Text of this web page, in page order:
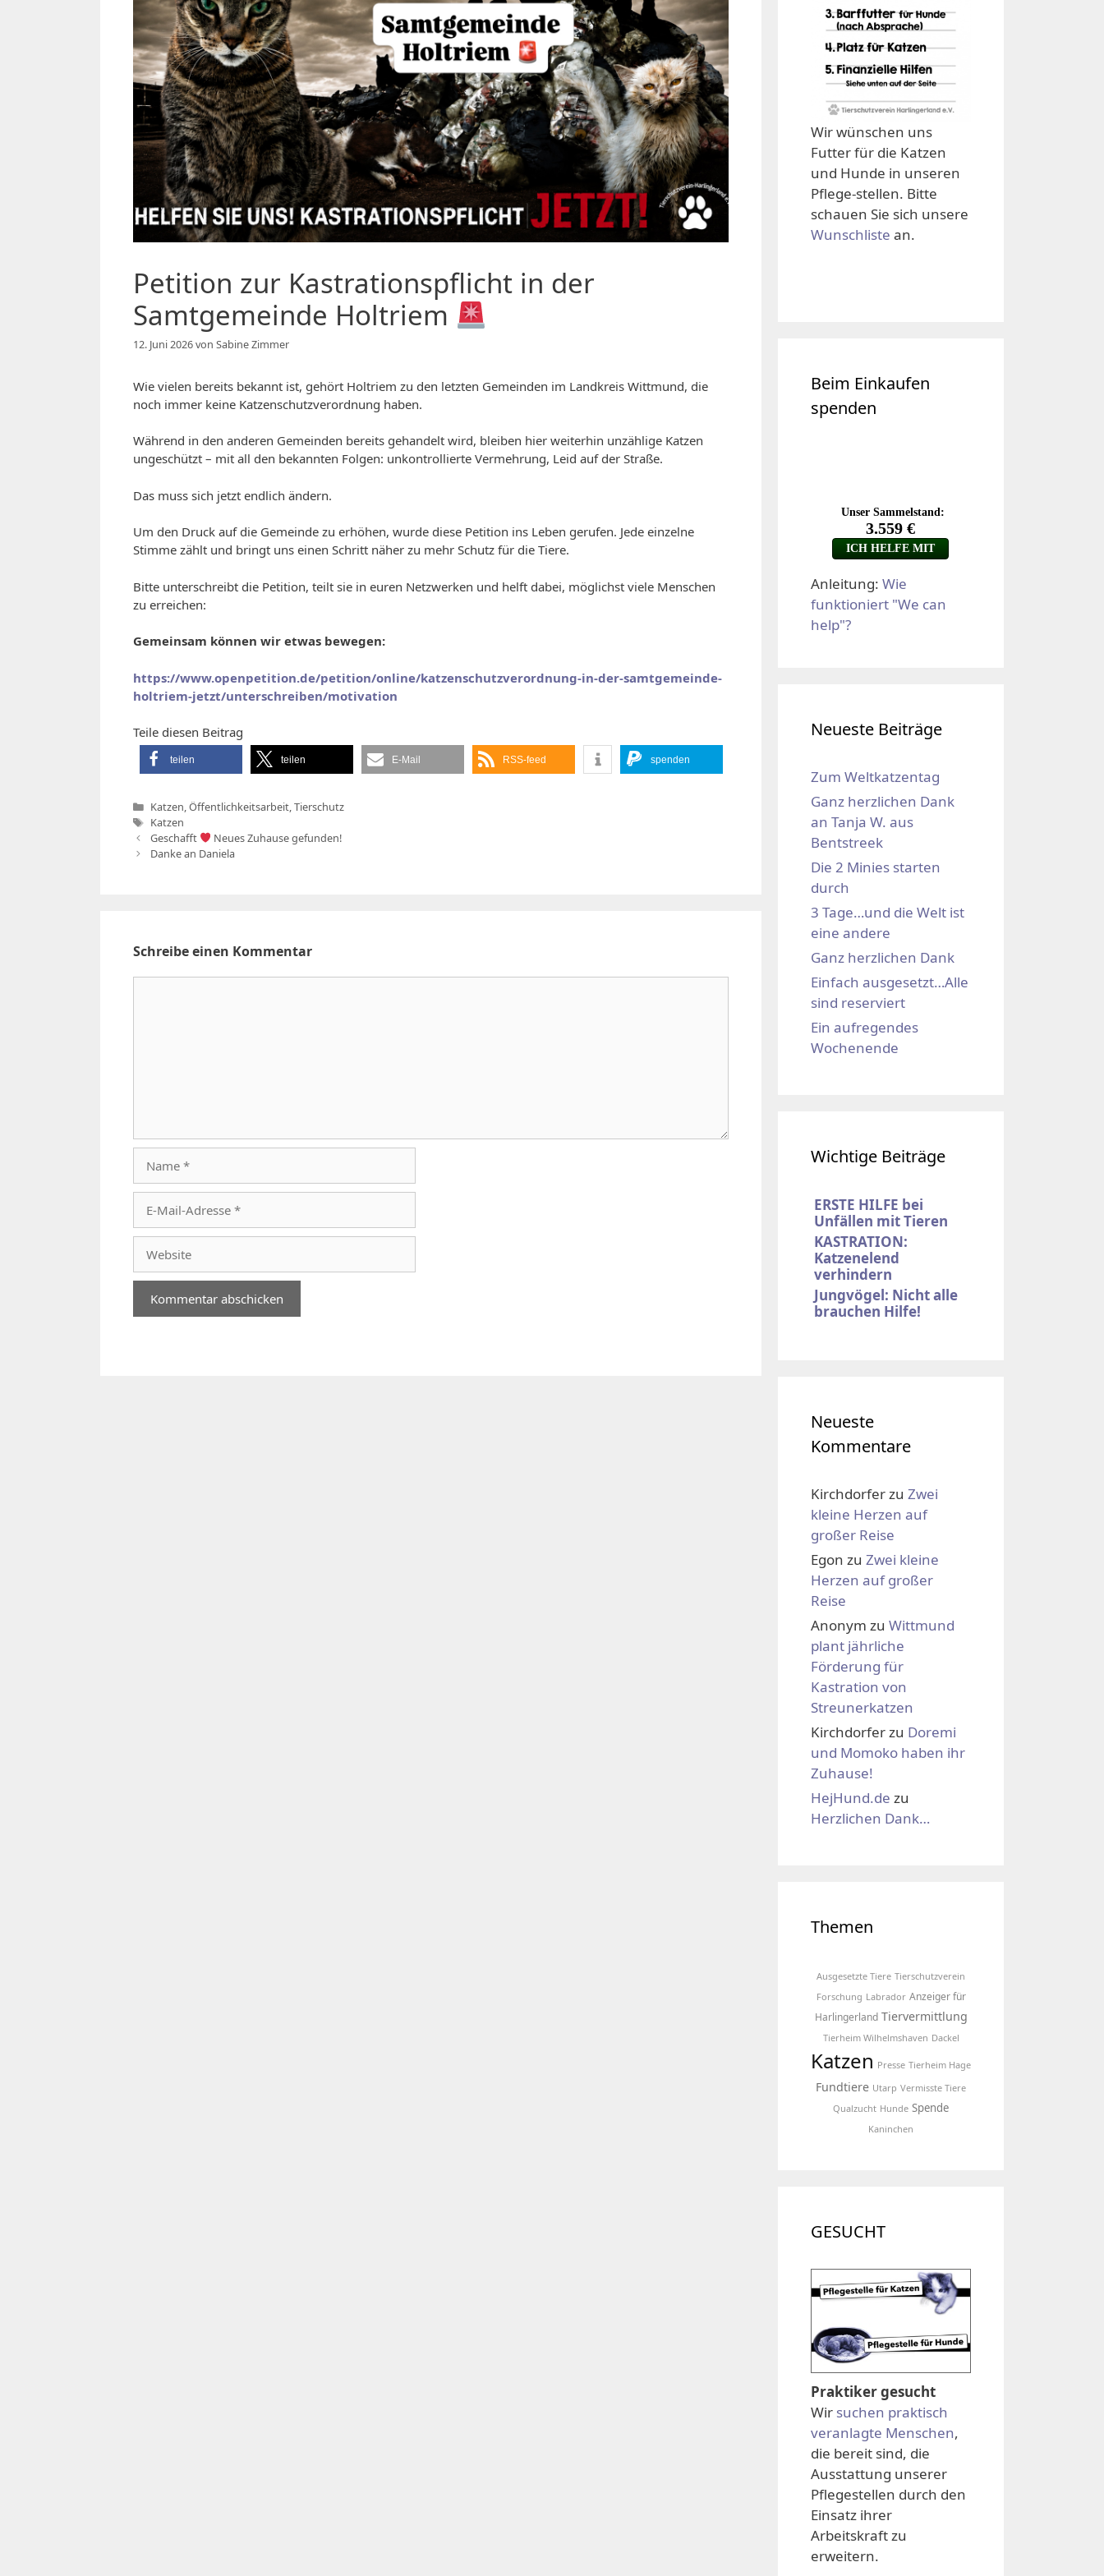
Petition zur Kastrationspflicht in der
Samtgemeinde Holtriem
12. Juni 2026von Sabine Zimmer
Wie vielen bereits bekannt ist, gehört Holtriem zu den letzten Gemeinden im Landkreis Wittmund, die
noch immer keine Katzenschutzverordnung haben.
Während in den anderen Gemeinden bereits gehandelt wird, bleiben hier weiterhin unzählige Katzen
ungeschützt – mit all den bekannten Folgen: unkontrollierte Vermehrung, Leid auf der Straße.
Das muss sich jetzt endlich ändern.
Um den Druck auf die Gemeinde zu erhöhen, wurde diese Petition ins Leben gerufen. Jede einzelne
Stimme zählt und bringt uns einen Schritt näher zu mehr Schutz für die Tiere.
Bitte unterschreibt die Petition, teilt sie in euren Netzwerken und helft dabei, möglichst viele Menschen
zu erreichen:
Gemeinsam können wir etwas bewegen:
https://www.openpetition.de/petition/online/katzenschutzverordnung-in-der-samtgemeinde-
holtriem-jetzt/unterschreiben/motivation
Teile diesen Beitrag
teilen teilen E-Mail RSS-feed spenden
Kategorien
Katzen,Öffentlichkeitsarbeit,Tierschutz
Schlagwörter
Katzen
Geschafft
Neues Zuhause gefunden!
Danke an Daniela
Schreibe einen Kommentar
Mail-
Adresse
Wir wünschen uns
Futter für die Katzen
und Hunde in unseren
Pflege-stellen. Bitte
schauen Sie sich unsere
Wunschliste an.
Beim Einkaufen
spenden
Anleitung: Wie
funktioniert "We can
help"?
Neueste Beiträge
Zum Weltkatzentag
Ganz herzlichen Dank
an Tanja W. aus
Bentstreek
Die 2 Minies starten
durch
3 Tage…und die Welt ist
eine andere
Ganz herzlichen Dank
Einfach ausgesetzt…Alle
sind reserviert
Ein aufregendes
Wochenende
Wichtige Beiträge
ERSTE HILFE bei
Unfällen mit Tieren
KASTRATION:
Katzenelend
verhindern
Jungvögel: Nicht alle
brauchen Hilfe!
Neueste
Kommentare
Kirchdorferzu Zwei
kleine Herzen auf
großer Reise
Egon zu Zwei kleine
Herzen auf großer
Reise
Anonym zu Wittmund
plant jährliche
Förderung für
Kastration von
Streunerkatzen
Kirchdorferzu Doremi
und Momoko haben ihr
Zuhause!
HejHund.de zu
Herzlichen Dank…
Themen
Ausgesetzte Tiere Tierschutzverein
Forschung Labrador Anzeiger für
Harlingerland Tiervermittlung
Tierheim Wilhelmshaven Dackel
Katzen Presse Tierheim Hage
Fundtiere Utarp Vermisste Tiere
Qualzucht Hunde Spende
Kaninchen
GESUCHT
Praktiker gesucht
Wir suchen praktisch
veranlagte Menschen,
die bereit sind, die
Ausstattung unserer
Pflegestellen durch den
Einsatz ihrer
Arbeitskraft zu
erweitern.